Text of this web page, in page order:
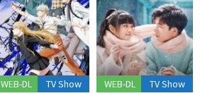
WEB-DL TV Show WEB-DL TV Show